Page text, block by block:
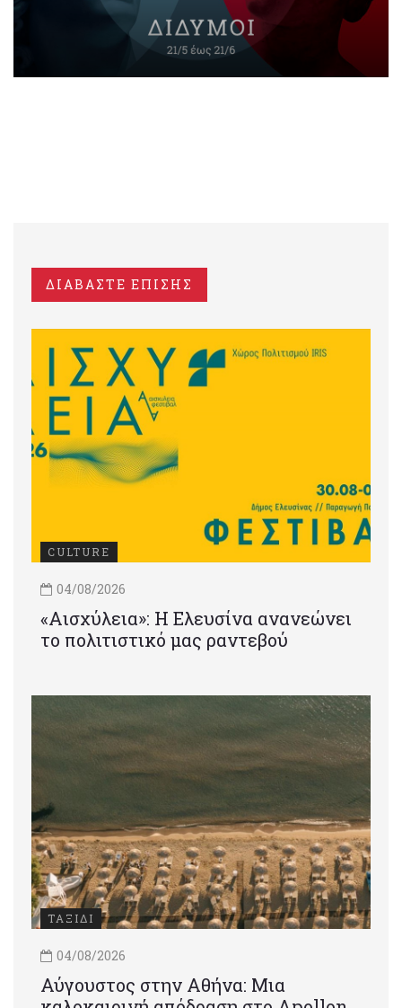
ΔΙΑΒΑΣΤΕ ΕΠΙΣΗΣ
CULTURE
04/08/2026
«Αισχύλεια»: Η Ελευσίνα ανανεώνει
το πολιτιστικό μας ραντεβού
ΤΑΞΙΔΙ
04/08/2026
Αύγουστος στην Αθήνα: Μια